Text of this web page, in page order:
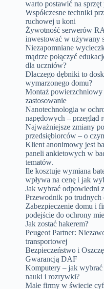
warto postawić na
Współczesne techniki
ruchowej u koni
Żywotność serwerów
inwestować w używany
Niezapomniane
mądrze połączyć
dla uczniów?
Dlaczego dębniki to
wymarzonego domu?
Montaż
zastosowanie
Nanotechnologia w
napędowych – przegląd
Najważniejsze zmiany
przedsiębiorców – o
Klient anonimowy jest
paneli ankietowych w
tematów.
Ile kosztuje wymiana
wpływa na cenę i jak
Jak wybrać odpowiedni
Przewodnik po trudnych
Zabezpieczenie domu i
podejście do ochrony
Jak zostać hakerem?
Peugeot Partner:
transportowej
Bezpieczeństwo i
Gwarancją DAF
Komputery – jak wybrać
nauki i rozrywki?
Małe firmy w świecie